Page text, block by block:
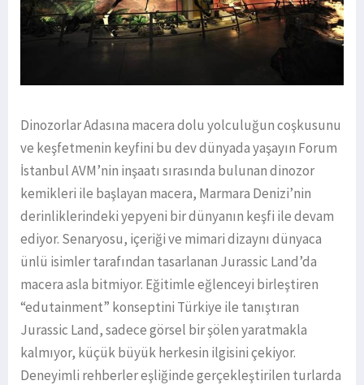
Dinozorlar Adasına macera dolu yolculuğun coşkusunu
ve keşfetmenin keyfini bu dev dünyada yaşayın Forum
İstanbul AVM’nin inşaatı sırasında bulunan dinozor
kemikleri ile başlayan macera, Marmara Denizi’nin
derinliklerindeki yepyeni bir dünyanın keşfi ile devam
ediyor. Senaryosu, içeriği ve mimari dizaynı dünyaca
ünlü isimler tarafından tasarlanan Jurassic Land’da
macera asla bitmiyor. Eğitimle eğlenceyi birleştiren
“edutainment” konseptini Türkiye ile tanıştıran
Jurassic Land, sadece görsel bir şölen yaratmakla
kalmıyor, küçük büyük herkesin ilgisini çekiyor.
Deneyimli rehberler eşliğinde gerçekleştirilen turlarda